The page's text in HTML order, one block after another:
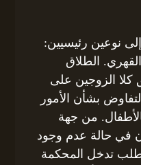
نوعين رئيسيين:
الطلاق
كلا الزوجين على
بشأن الأمور
من جهة
في حالة عدم وجود
تدخل المحكمة